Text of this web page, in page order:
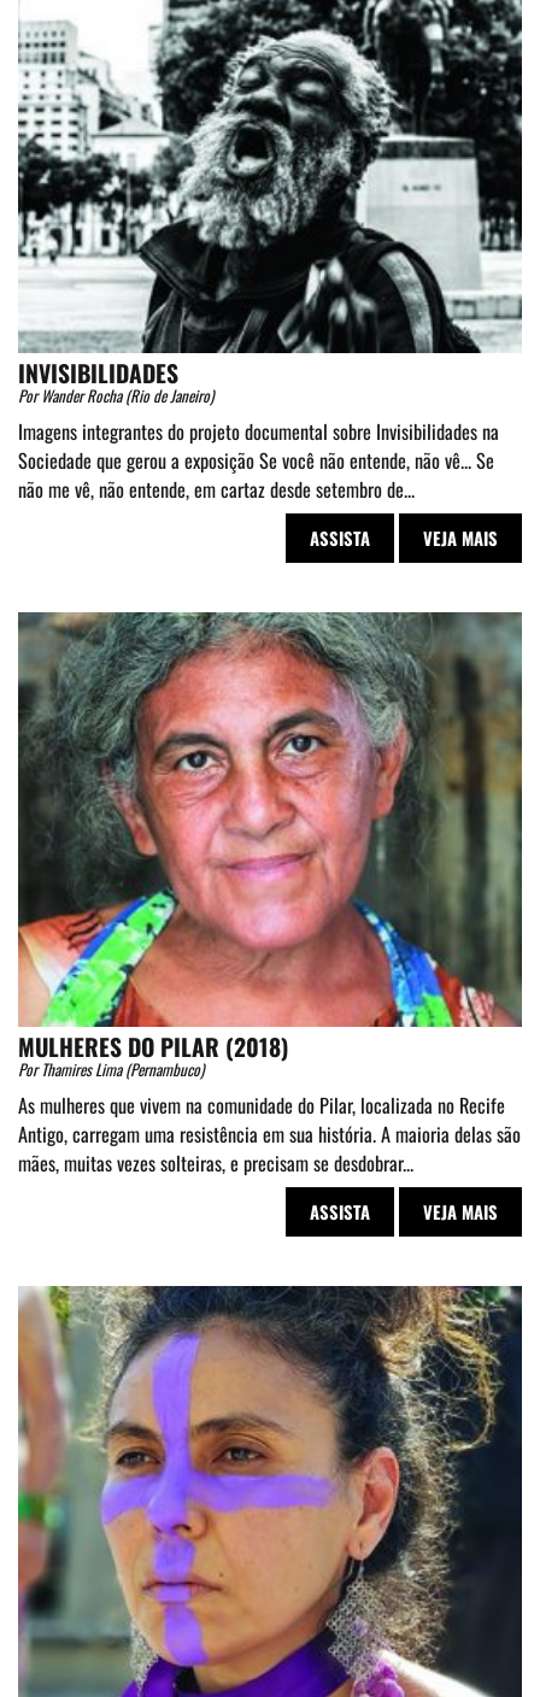
INVISIBILIDADES
Por Wander Rocha (Rio de Janeiro)
Imagens integrantes do projeto documental sobre Invisibilidades na
Sociedade que gerou a exposição Se você não entende, não vê... Se
não me vê, não entende, em cartaz desde setembro de...
ASSISTA VEJA MAIS
MULHERES DO PILAR (2018)
Por Thamires Lima (Pernambuco)
As mulheres que vivem na comunidade do Pilar, localizada no Recife
Antigo, carregam uma resistência em sua história. A maioria delas são
mães, muitas vezes solteiras, e precisam se desdobrar...
ASSISTA VEJA MAIS